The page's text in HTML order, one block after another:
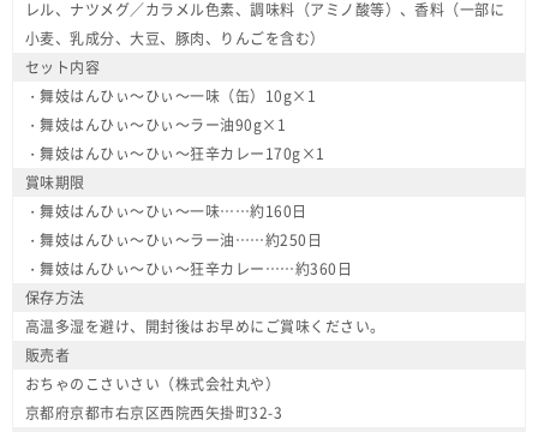
レル、ナツメグ／カラメル色素、調味料（アミノ酸等）、香料（一部に
小麦、乳成分、大豆、豚肉、りんごを含む）
セット内容
・舞妓はんひぃ～ひぃ～一味（缶）10g×1
・舞妓はんひぃ～ひぃ～ラー油90g×1
・舞妓はんひぃ～ひぃ～狂辛カレー170g×1
賞味期限
・舞妓はんひぃ～ひぃ～一味……約160日
・舞妓はんひぃ～ひぃ～ラー油……約250日
・舞妓はんひぃ～ひぃ～狂辛カレー……約360日
保存方法
高温多湿を避け、開封後はお早めにご賞味ください。
販売者
おちゃのこさいさい（株式会社丸や）
京都府京都市右京区西院西矢掛町32-3